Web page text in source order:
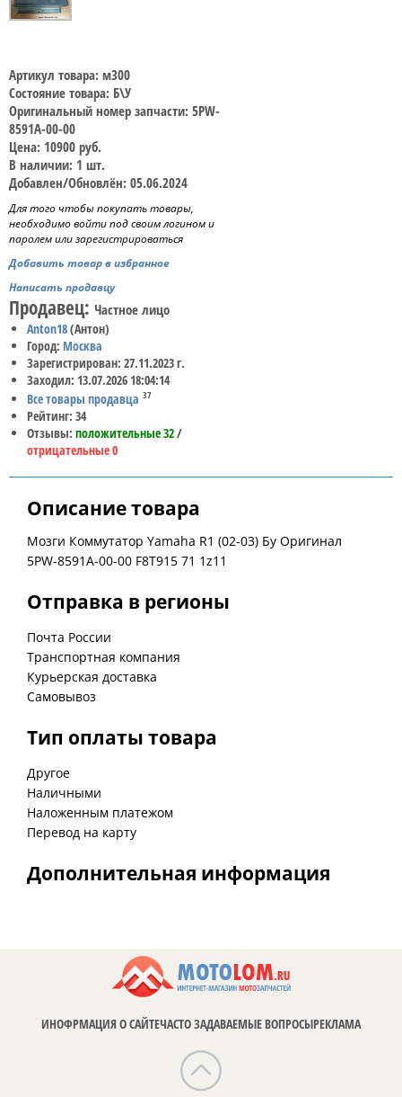
Артикул товара: м300
Состояние товара: Б\У
Оригинальный номер запчасти: 5PW-
8591A-00-00
Цена: 10900 руб.
В наличии: 1 шт.
Добавлен/Обновлён: 05.06.2024
Для того чтобы покупать товары,
необходимо войти под своим логином и
паролем или зарегистрироваться
Добавить товар в избранное
Написать продавцу
Продавец: Частное лицо
Anton18(Антон)
Город: Москва
Зарегистрирован: 27.11.2023 г.
Заходил: 13.07.2026 18:04:14
Все товары продавца 37
Рейтинг: 34
Отзывы: положительные 32/
отрицательные 0
Описание товара
Мозги Коммутатор Yamaha R1 (02-03) Бу Оригинал
5PW-8591A-00-00 F8T915 71 1z11
Отправка в регионы
Почта России
Транспортная компания
Курьерская доставка
Самовывоз
Тип оплаты товара
Другое
Наличными
Наложенным платежом
Перевод на карту
Дополнительная информация
ИНОФРМАЦИЯ О САЙТЕЧАСТО ЗАДАВАЕМЫЕ ВОПРОСЫРЕКЛАМА